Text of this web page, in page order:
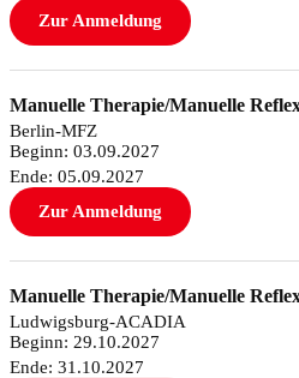
Zur Anmeldung
Manuelle Therapie/Manuelle
Berlin-MFZ
Beginn: 03.09.2027
Ende: 05.09.2027
Zur Anmeldung
Manuelle Therapie/Manuelle
Ludwigsburg-ACADIA
Beginn: 29.10.2027
Ende: 31.10.2027